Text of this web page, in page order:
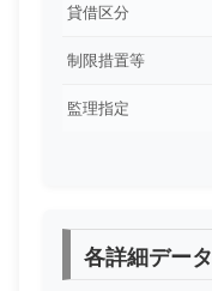
貸借区分
制限措置等
監理指定
各詳細データ